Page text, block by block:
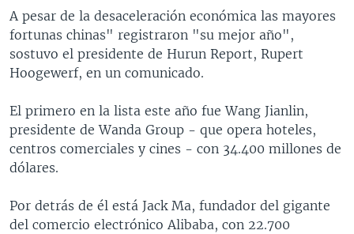
A pesar de la desaceleración económica las mayores
fortunas chinas" registraron "su mejor año",
sostuvo el presidente de Hurun Report, Rupert
Hoogewerf, en un comunicado.
El primero en la lista este año fue Wang Jianlin,
presidente de Wanda Group - que opera hoteles,
centros comerciales y cines - con 34.400 millones de
dólares.
Por detrás de él está Jack Ma, fundador del gigante
del comercio electrónico Alibaba, con 22.700